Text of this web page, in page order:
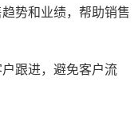
势和业绩，帮助销售
跟进，避免客户流